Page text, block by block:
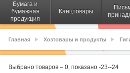
Бумага и
бумажная
продукция
Канцтовары
Главная Хозтовары и продукты
Выбрано товаров – 0, показано -23--24